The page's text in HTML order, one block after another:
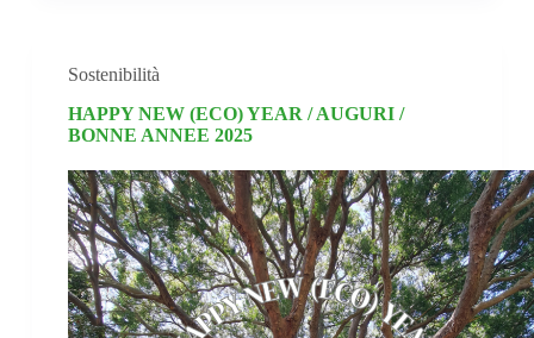
Sostenibilità
HAPPY NEW (ECO) YEAR / AUGURI /
BONNE ANNEE 2025